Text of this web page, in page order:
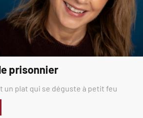
prisonnier
un plat qui se déguste à petit feu